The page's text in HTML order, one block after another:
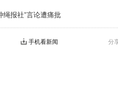
绳报社”言论遭痛批
分
手机看新闻